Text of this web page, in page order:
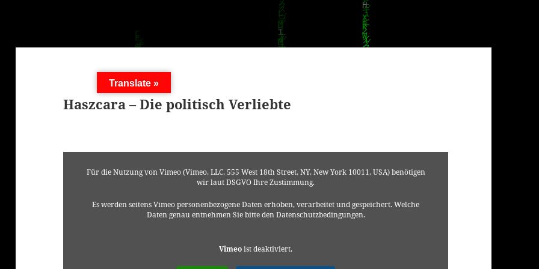
Haszcara – Die politisch Verliebte
Für die Nutzung von Vimeo (Vimeo, LLC, 555 West 18th Street, NY, New York 10011, USA) benötigen
wir laut DSGVO Ihre Zustimmung.
Es werden seitens Vimeo personenbezogene Daten erhoben, verarbeitet und gespeichert. Welche
Daten genau entnehmen Sie bitte den Datenschutzbedingungen.
Vimeoist deaktiviert.
Translate »